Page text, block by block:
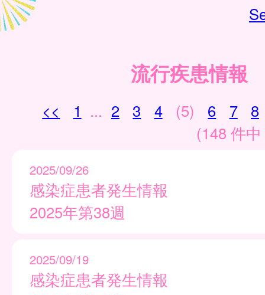
流行疾患情報
<< 1 ... 2 3 4 (5) 6 7
8
(148 件
2025/09/26
感染症患者発生情報
2025年第38週
2025/09/19
感染症患者発生情報